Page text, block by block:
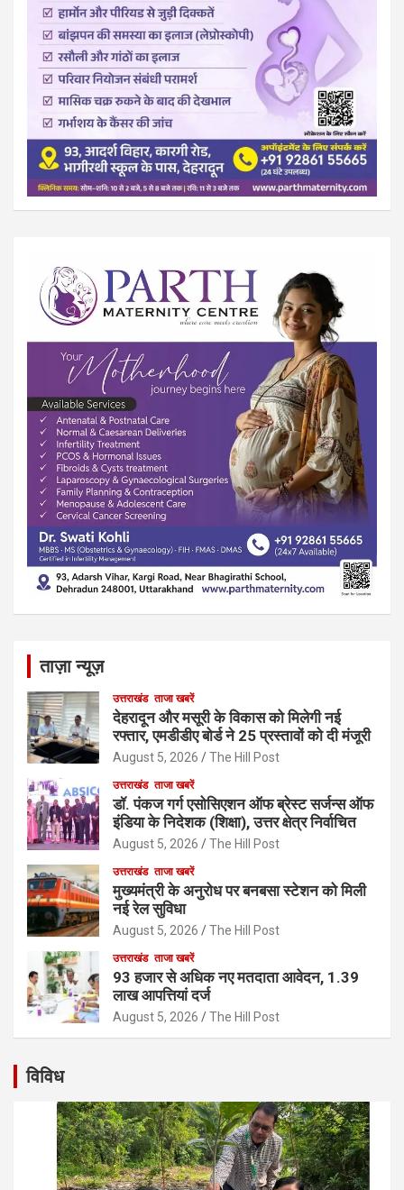
ताज़ा न्यूज़
उत्तराखंड ताजा खबरें
देहरादून और मसूरी के विकास को मिलेगी नई
रफ्तार, एमडीडीए बोर्ड ने 25 प्रस्तावों को दी मंजूरी
August 5, 2026 The Hill Post
उत्तराखंड ताजा खबरें
डॉ. पंकज गर्ग एसोसिएशन ऑफ ब्रेस्ट सर्जन्स ऑफ
इंडिया के निदेशक (शिक्षा), उत्तर क्षेत्र निर्वाचित
August 5, 2026 The Hill Post
उत्तराखंड ताजा खबरें
मुख्यमंत्री के अनुरोध पर बनबसा स्टेशन को मिली
नई रेल सुविधा
August 5, 2026 The Hill Post
उत्तराखंड ताजा खबरें
93 हजार से अधिक नए मतदाता आवेदन, 1.39
लाख आपत्तियां दर्ज
August 5, 2026 The Hill Post
विविध